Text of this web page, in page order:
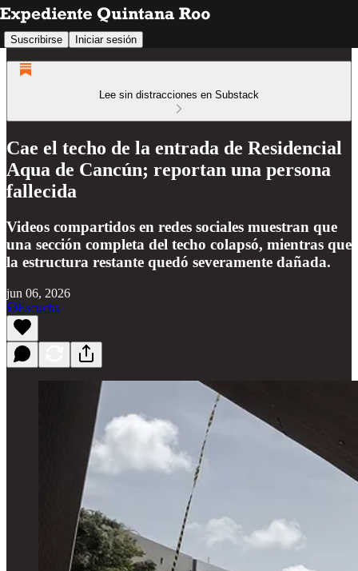
Suscribirse Iniciar sesión
Lee sin distracciones en Substack
Cae el techo de la entrada de Residencial
Aqua de Cancún; reportan una persona
fallecida
Videos compartidos en redes sociales muestran que
una sección completa del techo colapsó, mientras que
la estructura restante quedó severamente dañada.
jun 06, 2026
Escucha